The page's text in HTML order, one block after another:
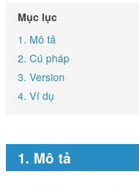
Mục lục
1. Mô tả
2. Cú pháp
3. Version
4. Ví dụ
1. Mô tả